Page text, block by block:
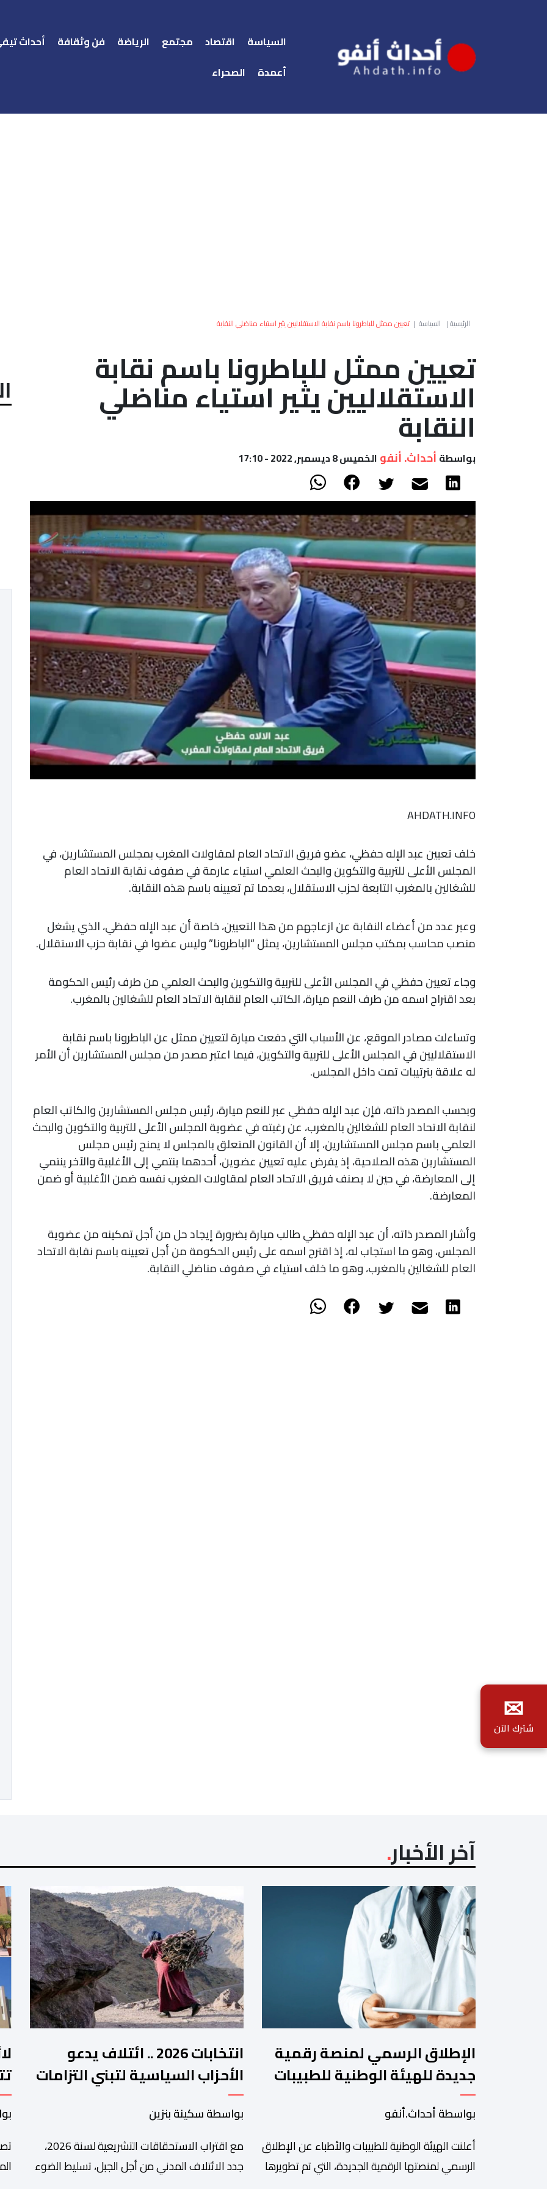
السياسة اقتصاد مجتمع الرياضة فن وثقافة أحداث
أعمدة
الصحراء
الرئيسية| السياسة | ​​​​​​​تعيين ممثل للباطرونا باسم نقابة الاستقلاليين يثير استياء مناضلي النقابة
​​​​​​​تعيين ممثل للباطرونا باسم نقابة
الاستقلاليين يثير استياء مناضلي
النقابة
بواسطة أحداث. أنفو الخميس 8 ديسمبر, 2022 - 17:10
AHDATH.INFO
خلف تعيين عبد الإله حفظي، عضو فريق الاتحاد العام لمقاولات المغرب بمجلس المستشارين، في
المجلس الأعلى للتربية والتكوين والبحث العلمي استياء عارمة في صفوف نقابة الاتحاد العام
للشغالين بالمغرب التابعة لحزب الاستقلال، بعدما تم تعيينه باسم هذه النقابة.
وعبر عدد من أعضاء النقابة عن ازعاجهم من هذا التعيين، خاصة أن عبد الإله حفظي، الذي يشغل
منصب محاسب بمكتب مجلس المستشارين، يمثل “الباطرونا” وليس عضوا في نقابة حزب الاستقلال.
وجاء تعيين حفظي في المجلس الأعلى للتربية والتكوين والبحث العلمي من طرف رئيس الحكومة
بعد اقتراح اسمه من طرف النعم ميارة، الكاتب العام لنقابة الاتحاد العام للشغالين بالمغرب.
وتساءلت مصادر الموقع، عن الأسباب التي دفعت ميارة لتعيين ممثل عن الباطرونا باسم نقابة
الاستقلاليين في المجلس الأعلى للتربية والتكوين، فيما اعتبر مصدر من مجلس المستشارين أن الأمر
له علاقة بترتيبات تمت داخل المجلس.
وبحسب المصدر ذاته، فإن عبد الإله حفظي عبر للنعم ميارة، رئيس مجلس المستشارين والكاتب العام
لنقابة الاتحاد العام للشغالين بالمغرب، عن رغبته في عضوية المجلس الأعلى للتربية والتكوين والبحث
العلمي باسم مجلس المستشارين، إلا أن القانون المتعلق بالمجلس لا يمنح رئيس مجلس
المستشارين هذه الصلاحية، إذ يفرض عليه تعيين عضوين، أحدهما ينتمي إلى الأغلبية والآخر ينتمي
إلى المعارضة، في حين لا يصنف فريق الاتحاد العام لمقاولات المغرب نفسه ضمن الأغلبية أو ضمن
المعارضة.
وأشار المصدر ذاته، أن عبد الإله حفظي طالب ميارة بضرورة إيجاد حل من أجل تمكينه من عضوية
المجلس، وهو ما استجاب له، إذ اقترح اسمه على رئيس الحكومة من أجل تعيينه باسم نقابة الاتحاد
العام للشغالين بالمغرب، وهو ما خلف استياء في صفوف مناضلي النقابة.
آخر الأخبار
الإطلاق الرسمي لمنصة رقمية
جديدة للهيئة الوطنية للطبيبات
والأطباء
بواسطة أحداث.أنفو
أعلنت الهيئة الوطنية للطبيبات والأطباء عن الإطلاق
الرسمي لمنصتها الرقمية الجديدة، التي تم تطويرها
انتخابات 2026 .. ائتلاف يدعو
الأحزاب السياسية لتبني التزامات
واضحة تجاه المناطق الجبلية
بواسطة سكينة بنزين
مع اقتراب الاستحقاقات التشريعية لسنة 2026،
جدد الائتلاف المدني من أجل الجبل، تسليط الضوء
✉
شترك الآن